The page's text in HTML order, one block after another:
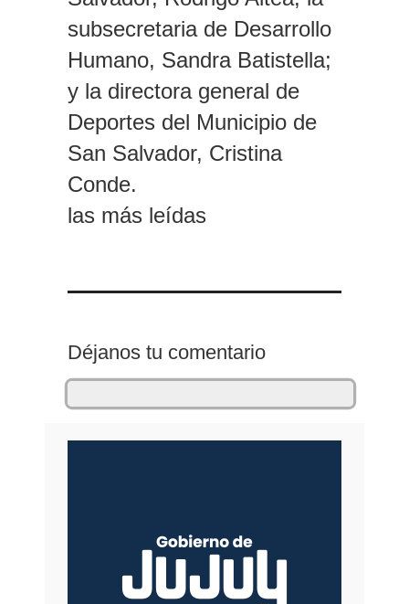
subsecretaria de Desarrollo
Humano, Sandra Batistella;
y la directora general de
Deportes del Municipio de
San Salvador, Cristina
Conde.
las más leídas
Déjanos tu comentario